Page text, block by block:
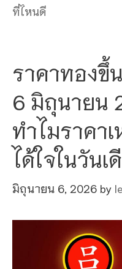
ที่ไหนดี
ราคาทองขึ้
6 มิถุนายน
ทำไมราคา
ได้ใจในวันเ
มิถุนายน 6, 2026 by